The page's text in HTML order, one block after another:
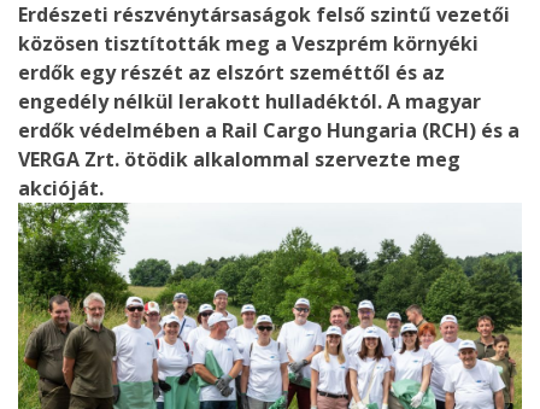
Erdészeti részvénytársaságok felső szintű vezetői
közösen tisztították meg a Veszprém környéki
erdők egy részét az elszórt szeméttől és az
engedély nélkül lerakott hulladéktól. A magyar
erdők védelmében a Rail Cargo Hungaria (RCH) és a
VERGA Zrt. ötödik alkalommal szervezte meg
akcióját.